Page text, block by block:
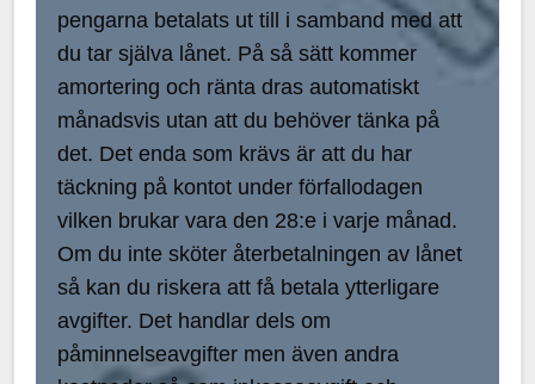
pengarna betalats ut till i samband med att
du tar själva lånet. På så sätt kommer
amortering och ränta dras automatiskt
månadsvis utan att du behöver tänka på
det. Det enda som krävs är att du har
täckning på kontot under förfallodagen
vilken brukar vara den 28:e i varje månad.
Om du inte sköter återbetalningen av lånet
så kan du riskera att få betala ytterligare
avgifter. Det handlar dels om
påminnelseavgifter men även andra